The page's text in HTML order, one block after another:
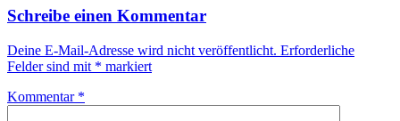
Schreibe einen Kommentar
Deine E-Mail-Adresse wird nicht veröffentlicht. Erforderliche
Felder sind mit * markiert
Kommentar *